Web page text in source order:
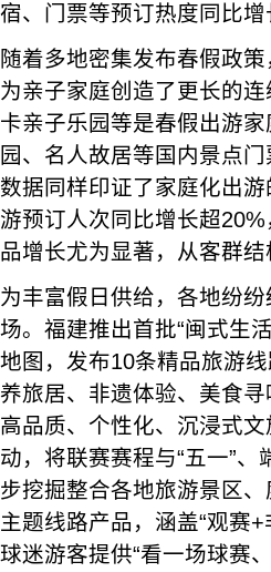
宿、门票等预订热度同比增
随着多地密集发布春假政
为亲子家庭创造了更长的
卡亲子乐园等是春假出游
园、名人故居等国内景点
数据同样印证了家庭化出
游预订人次同比增长超
品增长尤为显著，从客群
为丰富假日供给，各地纷
场。福建推出首批“闽式生
地图，发布10条精品旅游
养旅居、非遗体验、美食
高品质、个性化、沉浸式
动，将联赛赛程与“五一”
步挖掘整合各地旅游景区
主题线路产品，涵盖“观赛+
球迷游客提供“看一场球赛